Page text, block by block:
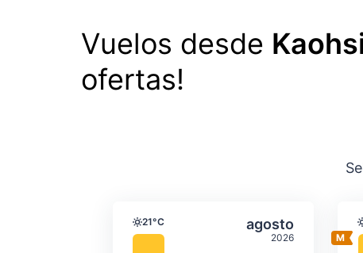
Vuelos desde
ofertas!
agosto
2026
Temperatura y
Temperatura
21°C Seleccionar